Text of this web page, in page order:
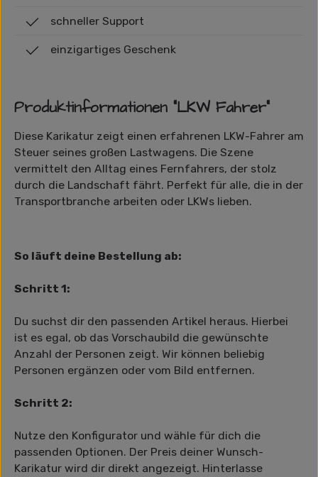
schneller Support
einzigartiges Geschenk
Produktinformationen "LKW Fahrer"
Diese Karikatur zeigt einen erfahrenen LKW-Fahrer am
Steuer seines großen Lastwagens. Die Szene
vermittelt den Alltag eines Fernfahrers, der stolz
durch die Landschaft fährt. Perfekt für alle, die in der
Transportbranche arbeiten oder LKWs lieben.
So läuft deine Bestellung ab:
Schritt 1:
Du suchst dir den passenden Artikel heraus. Hierbei
ist es egal, ob das Vorschaubild die gewünschte
Anzahl der Personen zeigt. Wir können beliebig
Personen ergänzen oder vom Bild entfernen.
Schritt 2:
Nutze den Konfigurator und wähle für dich die
passenden Optionen. Der Preis deiner Wunsch-
Karikatur wird dir direkt angezeigt. Hinterlasse